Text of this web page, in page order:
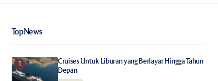
Your Name
Your E-mail*
Top News
Cruises Untuk Liburan yang Berlayar Hingga Tahun
Depan